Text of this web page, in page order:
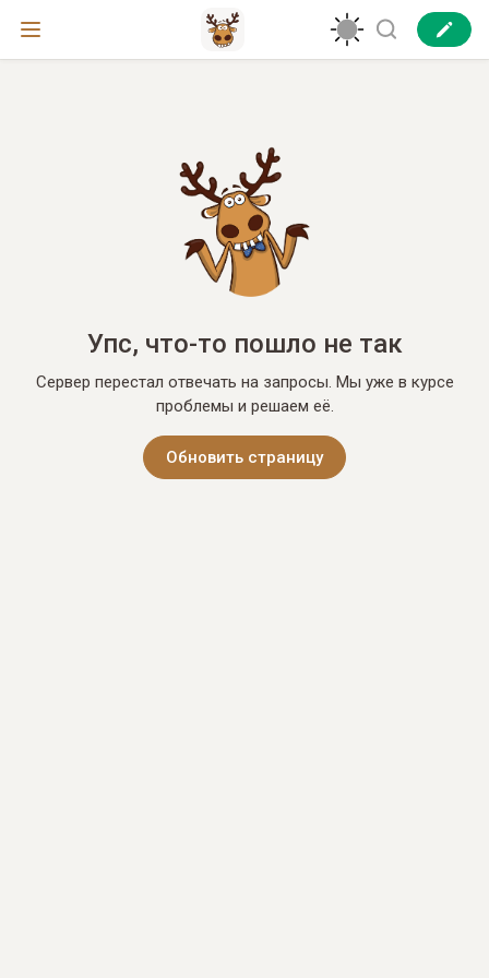
Упс, что-то пошло не так
Сервер перестал отвечать на запросы. Мы уже в курсе
проблемы и решаем её.
Обновить страницу